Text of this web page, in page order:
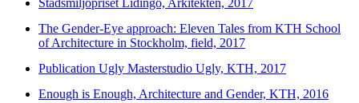
Stadsmiljöpriset Lidingö, Arkitekten, 2017
The Gender-Eye approach: Eleven Tales from KTH School
of Architecture in Stockholm, field, 2017
Publication Ugly Masterstudio Ugly, KTH, 2017
Enough is Enough, Architecture and Gender, KTH, 2016